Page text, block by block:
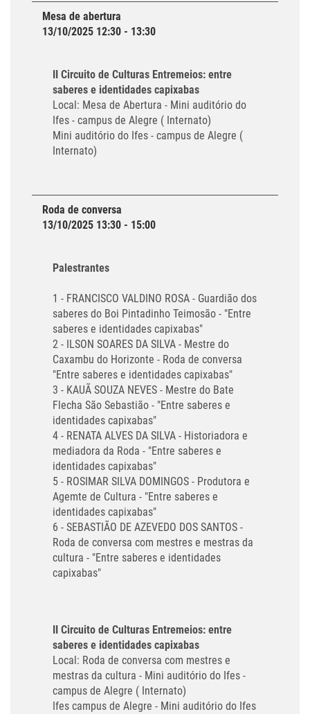
Mesa de abertura
13/10/2025 12:30 - 13:30
II Circuito de Culturas Entremeios: entre
saberes e identidades capixabas
Local: Mesa de Abertura - Mini auditório do
Ifes - campus de Alegre ( Internato)
Mini auditório do Ifes - campus de Alegre (
Internato)
Roda de conversa
13/10/2025 13:30 - 15:00
Palestrantes
1 - FRANCISCO VALDINO ROSA - Guardião dos
saberes do Boi Pintadinho Teimosão - "Entre
saberes e identidades capixabas"
2 - ILSON SOARES DA SILVA - Mestre do
Caxambu do Horizonte - Roda de conversa
"Entre saberes e identidades capixabas"
3 - KAUÃ SOUZA NEVES - Mestre do Bate
Flecha São Sebastião - "Entre saberes e
identidades capixabas"
4 - RENATA ALVES DA SILVA - Historiadora e
mediadora da Roda - "Entre saberes e
identidades capixabas"
5 - ROSIMAR SILVA DOMINGOS - Produtora e
Agemte de Cultura - "Entre saberes e
identidades capixabas"
6 - SEBASTIÃO DE AZEVEDO DOS SANTOS -
Roda de conversa com mestres e mestras da
cultura - "Entre saberes e identidades
capixabas"
II Circuito de Culturas Entremeios: entre
saberes e identidades capixabas
Local: Roda de conversa com mestres e
mestras da cultura - Mini auditório do Ifes -
campus de Alegre ( Internato)
Ifes campus de Alegre - Mini auditório do Ifes